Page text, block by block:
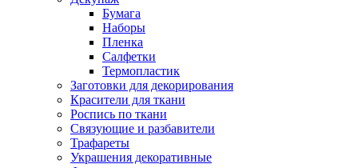
Бумага
Наборы
Пленка
Салфетки
Термопластик
Заготовки для декорирования
Красители для ткани
Роспись по ткани
Связующие и разбавители
Трафареты
Украшения декоративные